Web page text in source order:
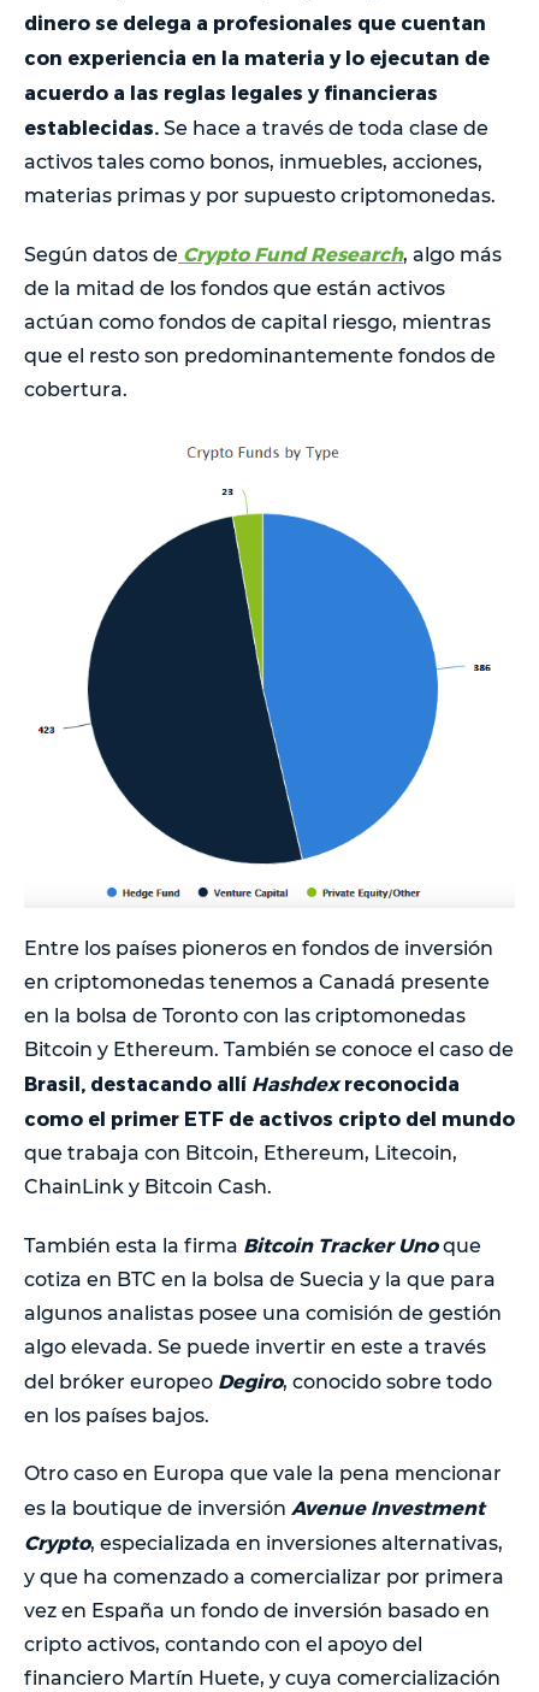
dinero se delega a profesionales que cuentan
con experiencia en la materia y lo ejecutan de
acuerdo a las reglas legales y financieras
establecidas. Se hace a través de toda clase de
activos tales como bonos, inmuebles, acciones,
materias primas y por supuesto criptomonedas.
Según datos de Crypto Fund Research, algo más
de la mitad de los fondos que están activos
actúan como fondos de capital riesgo, mientras
que el resto son predominantemente fondos de
cobertura.
Entre los países pioneros en fondos de inversión
en criptomonedas tenemos a Canadá presente
en la bolsa de Toronto con las criptomonedas
Bitcoin y Ethereum. También se conoce el caso de
Brasil, destacando allí Hashdexreconocida
como el primer ETF de activos cripto del mundo
que trabaja con Bitcoin, Ethereum, Litecoin,
ChainLink y Bitcoin Cash.
También esta la firma Bitcoin Tracker Unoque
cotiza en BTC en la bolsa de Suecia y la que para
algunos analistas posee una comisión de gestión
algo elevada. Se puede invertir en este a través
del bróker europeo Degiro, conocido sobre todo
en los países bajos.
Otro caso en Europa que vale la pena mencionar
es la boutique de inversión Avenue Investment
Crypto, especializada en inversiones alternativas,
y que ha comenzado a comercializar por primera
vez en España un fondo de inversión basado en
cripto activos, contando con el apoyo del
financiero Martín Huete, y cuya comercialización